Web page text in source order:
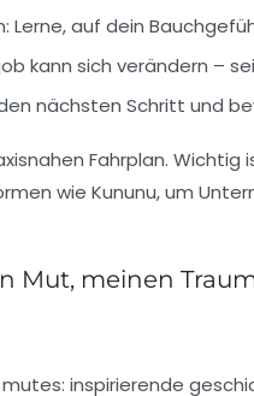
Lerne, auf dein
kann sich verändern –
nächsten Schritt und
Fahrplan.
wie Kununu, um
Mut, meinen